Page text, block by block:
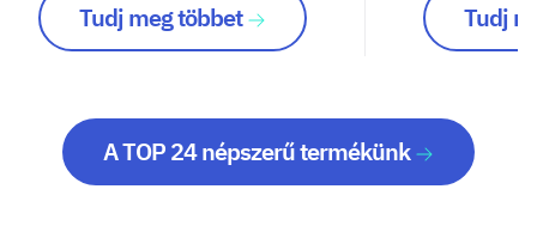
Tudj meg többet Tudj
A TOP 24 népszerű termékünk